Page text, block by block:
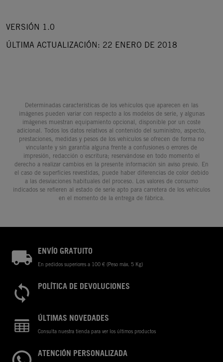
VERSIÓN 1.0
ÚLTIMA ACTUALIZACIÓN: 22 ENERO DE 2018
Determinadas características de los vehículos que aparecen en las
imágenes pueden variar con respecto a los modelos de serie, y algunas
imágenes muestran equipamiento opcional, disponible por un coste
adicional. Todos los datos relativos al contenido del suministro, aspecto,
prestaciones, medidas y pesos de los vehículos se ofrecen de forma no
vinculante y sin garantía alguna frente a confusiones o errores de
impresión, redacción o escritura; reservándose en todo momento el
derecho a realizar cambios en la presente información sin aviso previo. En
el caso de superficies revestidas, puede haber diferencias de color debido
a las desviaciones habituales del proceso. Los valores de consumo
indicados se refieren al estado de serie apto para carretera de los vehículos
en el momento de la entrega de fábrica.
ENVÍO GRATUITO
En pedidos superiores a 100 € (Peso máx. 5 Kg)
POLÍTICA DE DEVOLUCIONES
ÚLTIMAS NOVEDADES
Consulta nuestra tienda para ver los últimos productos
ATENCIÓN PERSONALIZADA